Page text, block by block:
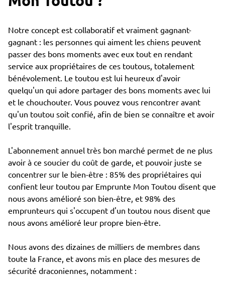
Notre concept est collaboratif et vraiment gagnant-
gagnant : les personnes qui aiment les chiens peuvent
passer des bons moments avec eux tout en rendant
service aux propriétaires de ces toutous, totalement
bénévolement. Le toutou est lui heureux d'avoir
quelqu'un qui adore partager des bons moments avec lui
et le chouchouter. Vous pouvez vous rencontrer avant
qu'un toutou soit confié, afin de bien se connaître et avoir
l'esprit tranquille.
L'abonnement annuel très bon marché permet de ne plus
avoir à ce soucier du coût de garde, et pouvoir juste se
concentrer sur le bien-être : 85% des propriétaires qui
confient leur toutou par Emprunte Mon Toutou disent que
nous avons amélioré son bien-être, et 98% des
emprunteurs qui s'occupent d'un toutou nous disent que
nous avons amélioré leur propre bien-être.
Nous avons des dizaines de milliers de membres dans
toute la France, et avons mis en place des mesures de
sécurité draconiennes, notamment :